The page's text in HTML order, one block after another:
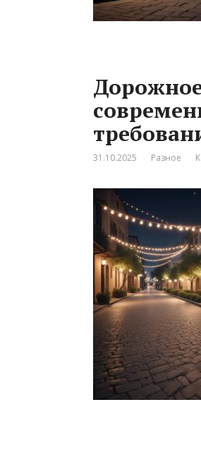
31.10.2025 Разное